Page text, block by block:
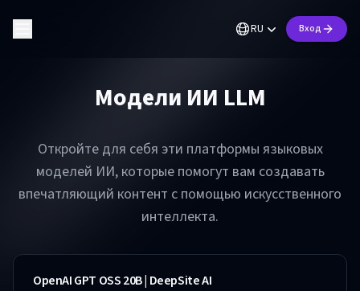
RU Вход
Модели ИИ LLM
Откройте для себя эти платформы языковых
моделей ИИ, которые помогут вам создавать
впечатляющий контент с помощью искусственного
интеллекта.
OpenAI GPT OSS 20B | DeepSite AI